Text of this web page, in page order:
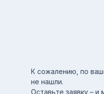
К сожалению, по
не нашли.
Оставьте заявку –